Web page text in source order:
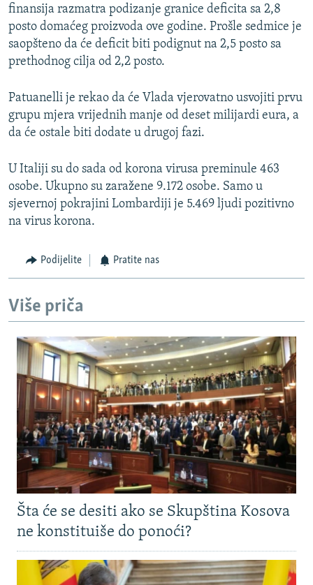
finansija razmatra podizanje granice deficita sa 2,8
posto domaćeg proizvoda ove godine. Prošle sedmice je
saopšteno da će deficit biti podignut na 2,5 posto sa
prethodnog cilja od 2,2 posto.
Patuanelli je rekao da će Vlada vjerovatno usvojiti prvu
grupu mjera vrijednih manje od deset milijardi eura, a
da će ostale biti dodate u drugoj fazi.
U Italiji su do sada od korona virusa preminule 463
osobe. Ukupno su zaražene 9.172 osobe. Samo u
sjevernoj pokrajini Lombardiji je 5.469 ljudi pozitivno
na virus korona.
Podijelite Pratite nas
Više priča
Šta će se desiti ako se Skupština Kosova
ne konstituiše do ponoći?